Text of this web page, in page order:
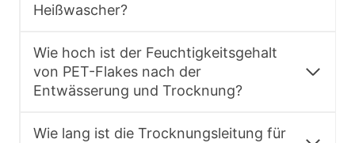
Heißwascher?
Wie hoch ist der Feuchtigkeitsgehalt
von PET-Flakes nach der
Entwässerung und Trocknung?
Wie lang ist die Trocknungsleitung für